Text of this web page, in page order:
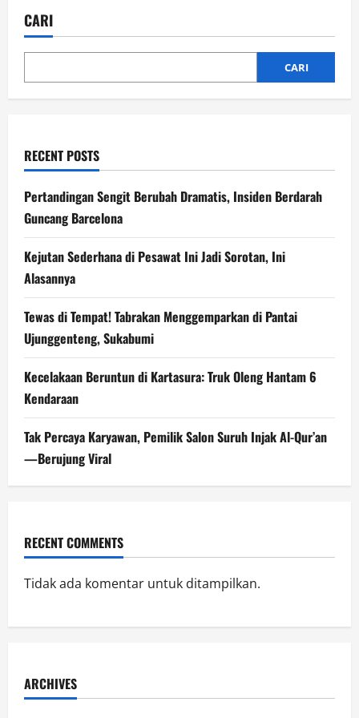
Dentuman
Guncang
CARI
CARI
RECENT POSTS
Pertandingan Sengit Berubah Dramatis, Insiden Berdarah
Guncang Barcelona
Kejutan Sederhana di Pesawat Ini Jadi Sorotan, Ini
Alasannya
Tewas di Tempat! Tabrakan Menggemparkan di Pantai
Ujunggenteng, Sukabumi
Kecelakaan Beruntun di Kartasura: Truk Oleng Hantam 6
Kendaraan
Tak Percaya Karyawan, Pemilik Salon Suruh Injak Al-Qur’an
—Berujung Viral
RECENT COMMENTS
Tidak ada komentar untuk ditampilkan.
ARCHIVES